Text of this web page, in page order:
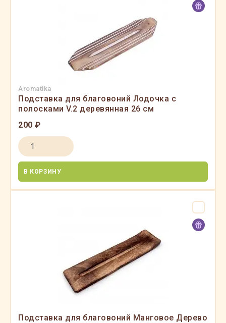
Aromatika
Подставка для благовоний Лодочка с
полосками V.2 деревянная 26 см
200 ₽
В КОРЗИНУ
Подставка для благовоний Манговое Дерево